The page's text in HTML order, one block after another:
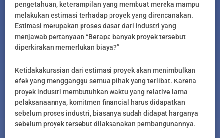
pengetahuan, keterampilan yang membuat mereka mampu
melakukan estimasi terhadap proyek yang direncanakan.
Estimasi merupakan proses dasar dari industri yang
menjawab pertanyaan “Berapa banyak proyek tersebut
diperkirakan memerlukan biaya?”
Ketidakakurasian dari estimasi proyek akan menimbulkan
efek yang mengganggu semua pihak yang terlibat. Karena
proyek industri membutuhkan waktu yang relative lama
pelaksanaannya, komitmen financial harus didapatkan
sebelum proses industri, biasanya sudah didapat harganya
sebelum proyek tersebut dilaksanakan pembangunannya.